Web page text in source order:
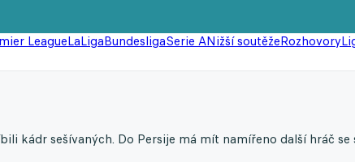
LeagueLaLigaBundesligaSerie ANižší soutěžeRozhovory
kádr sešívaných. Do Persije má mít namířeno další hráč se